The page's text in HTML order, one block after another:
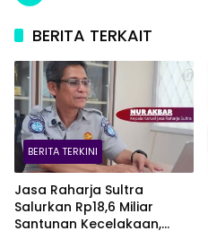
BERITA TERKAIT
BERITA TERKINI
Jasa Raharja Sultra
Salurkan Rp18,6 Miliar
Santunan Kecelakaan,